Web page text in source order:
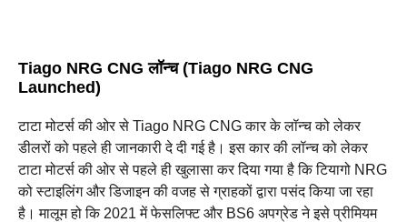
Tiago NRG CNG लॉन्च (Tiago NRG CNG
Launched)
टाटा मोटर्स की ओर से Tiago NRG CNG कार के लॉन्च को लेकर
डीलरों को पहले ही जानकारी दे दी गई है। इस कार की लॉन्च को लेकर
टाटा मोटर्स की ओर से पहले ही खुलासा कर दिया गया है कि टियागो NRG
को स्टाइलिंग और डिजाइन की वजह से ग्राहकों द्वारा पसंद किया जा रहा
है। मालूम हो कि 2021 में फेसलिफ्ट और BS6 अपग्रेड ने इसे प्रीमियम